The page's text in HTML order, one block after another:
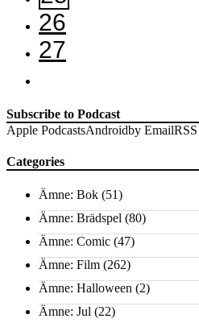
26
27
Subscribe to Podcast
Apple PodcastsAndroidby EmailRSS
Categories
Ämne: Bok (51)
Ämne: Brädspel (80)
Ämne: Comic (47)
Ämne: Film (262)
Ämne: Halloween (2)
Ämne: Jul (22)